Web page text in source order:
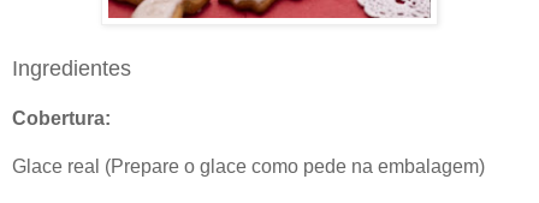
Ingredientes
Cobertura:
Glace real (Prepare o glace como pede na embalagem)